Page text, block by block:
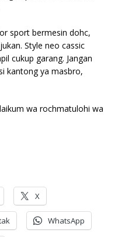
sport bermesin dohc,
Style neo cassic
cukup garang. Jangan
kantong ya masbro,
wa rochmatulohi wa
X
WhatsApp